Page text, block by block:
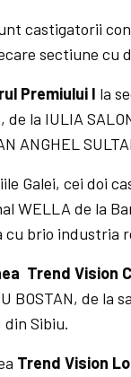
castigatorii
sectiune cu
Premiului I la
de la IULIA
ANGHEL
Galei, cei doi
WELLA de la
cu brio industria
Trend Vision
BOSTAN, de la
din Sibiu.
Trend Vision